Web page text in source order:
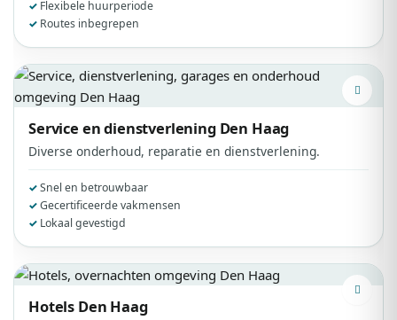
Flexibele huurperiode
Routes inbegrepen
Service en dienstverlening Den Haag
Diverse onderhoud, reparatie en dienstverlening.
Snel en betrouwbaar
Gecertificeerde vakmensen
Lokaal gevestigd
Hotels Den Haag